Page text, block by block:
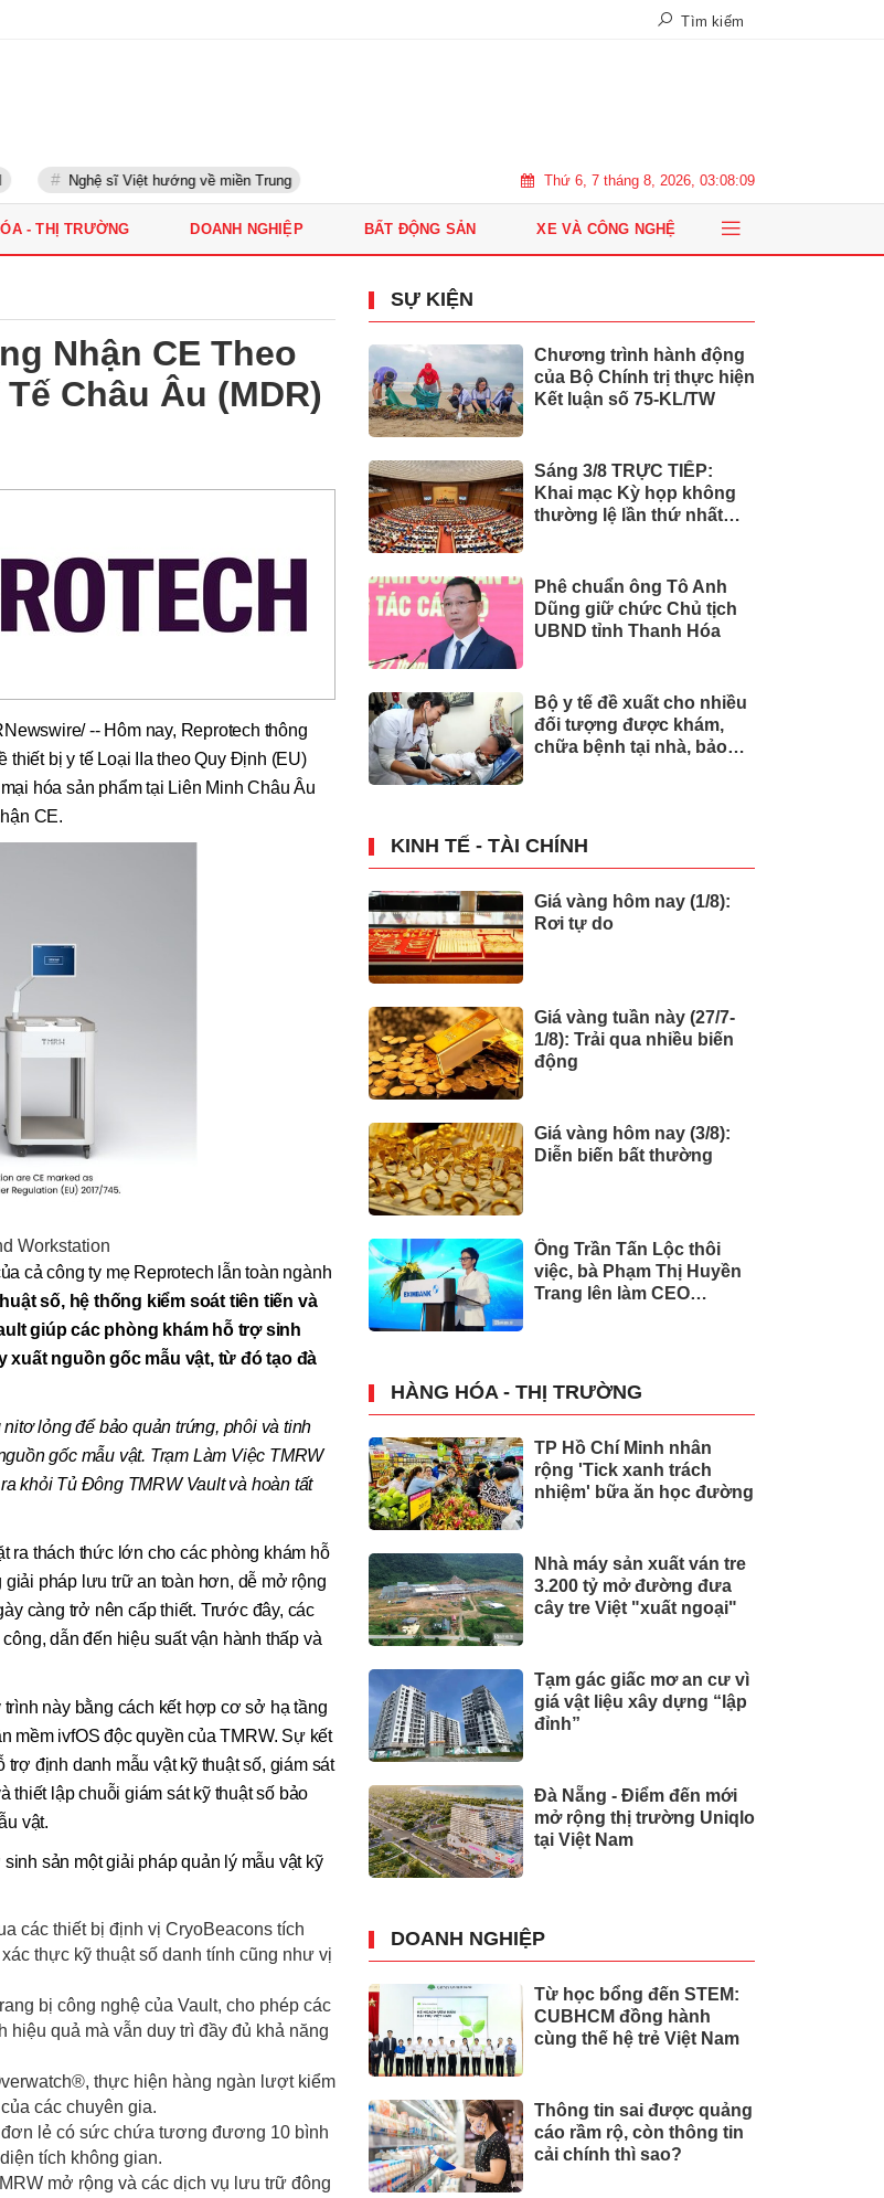
Tìm kiếm
Nghệ sĩ Việt hướng về miền Trung Thứ 6, 7 tháng 8, 2026, 03:08:10
- THỊ TRƯỜNG DOANH NGHIỆP BẤT ĐỘNG SẢN XE VÀ CÔNG NGHỆ
Nhận CE Theo
Châu Âu (MDR)
-- Hôm nay, Reprotech thông
bị y tế Loại IIa theo Quy Định (EU)
hóa sản phẩm tại Liên Minh Châu Âu
CE.
Workstation
cả công ty mẹ Reprotech lẫn toàn ngành
số, hệ thống kiểm soát tiên tiến và
giúp các phòng khám hỗ trợ sinh
xuất nguồn gốc mẫu vật, từ đó tạo đà
lỏng để bảo quản trứng, phôi và tinh
gốc mẫu vật. Trạm Làm Việc TMRW
khỏi Tủ Đông TMRW Vault và hoàn tất
ra thách thức lớn cho các phòng khám hỗ
pháp lưu trữ an toàn hơn, dễ mở rộng
càng trở nên cấp thiết. Trước đây, các
dẫn đến hiệu suất vận hành thấp và
này bằng cách kết hợp cơ sở hạ tầng
mềm ivfOS độc quyền của TMRW. Sự kết
định danh mẫu vật kỹ thuật số, giám sát
thiết lập chuỗi giám sát kỹ thuật số bảo
vật.
sản một giải pháp quản lý mẫu vật kỹ
các thiết bị định vị CryoBeacons tích
thực kỹ thuật số danh tính cũng như vị
bị công nghệ của Vault, cho phép các
hiệu quả mà vẫn duy trì đầy đủ khả năng
thực hiện hàng ngàn lượt kiểm
các chuyên gia.
đơn lẻ có sức chứa tương đương 10 bình
tích không gian.
mở rộng và các dịch vụ lưu trữ đông
SỰ KIỆN
Chương trình hành động
của Bộ Chính trị thực hiện
Kết luận số 75-KL/TW
Sáng 3/8 TRỰC TIẾP:
Khai mạc Kỳ họp không
thường lệ lần thứ nhất
Phê chuẩn ông Tô Anh
Dũng giữ chức Chủ tịch
UBND tỉnh Thanh Hóa
Bộ y tế đề xuất cho nhiều
đối tượng được khám,
chữa bệnh tại nhà, bảo
KINH TẾ - TÀI CHÍNH
Giá vàng hôm nay (1/8):
Rơi tự do
Giá vàng tuần này (27/7-
1/8): Trải qua nhiều biến
động
Giá vàng hôm nay (3/8):
Diễn biến bất thường
Ông Trần Tấn Lộc thôi
việc, bà Phạm Thị Huyền
Trang lên làm CEO
HÀNG HÓA - THỊ TRƯỜNG
TP Hồ Chí Minh nhân
rộng 'Tick xanh trách
nhiệm' bữa ăn học đường
Nhà máy sản xuất ván tre
3.200 tỷ mở đường đưa
cây tre Việt "xuất ngoại"
Tạm gác giấc mơ an cư vì
giá vật liệu xây dựng “lập
đỉnh”
Đà Nẵng - Điểm đến mới
mở rộng thị trường Uniqlo
tại Việt Nam
DOANH NGHIỆP
Từ học bổng đến STEM:
CUBHCM đồng hành
cùng thế hệ trẻ Việt Nam
Thông tin sai được quảng
cáo rầm rộ, còn thông tin
cải chính thì sao?